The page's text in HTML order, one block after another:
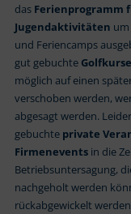
das Ferienprogramm
Jugendaktivitäten
und Feriencamps
gut gebuchte Golfkurse
möglich auf einen
verschoben werden,
abgesagt werden.
gebuchte private
Firmenevents in die
Betriebsuntersagung,
nachgeholt werden
rückabgewickelt